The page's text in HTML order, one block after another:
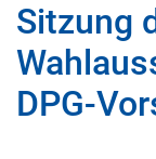
Sitzung
DPG-